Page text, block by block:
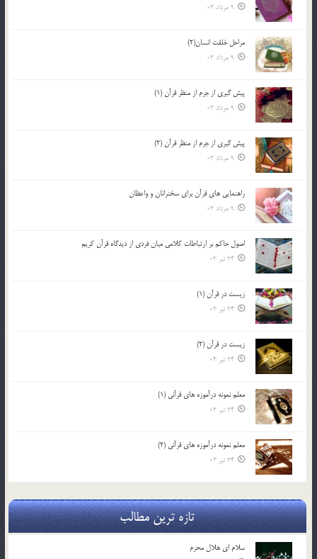
9 مرداد 03
مراحل خلقت انسان(2)
9 مرداد 03
پيش گيري از جرم از منظر قرآن (1)
9 مرداد 03
پيش گيري از جرم از منظر قرآن (2)
9 مرداد 03
راهنمایی های قرآن برای سخنرانان و واعظان
9 مرداد 03
اصول حاكم بر ارتباطات كلامى ميان فردى از ديدگاه قرآن كريم
24 تیر 03
زیست در قرآن (1)
24 تیر 03
زیست در قرآن (2)
24 تیر 03
معلم نمونه درآموزه هاي قرآني (1)
24 تیر 03
معلم نمونه درآموزه هاي قرآني (2)
24 تیر 03
تازه ترین مطالب
سلام ای هلال محرم